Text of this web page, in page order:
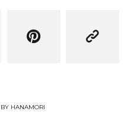
 
HANAMORI